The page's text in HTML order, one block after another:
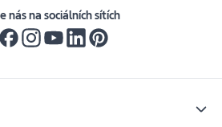
nás na sociálních sítích